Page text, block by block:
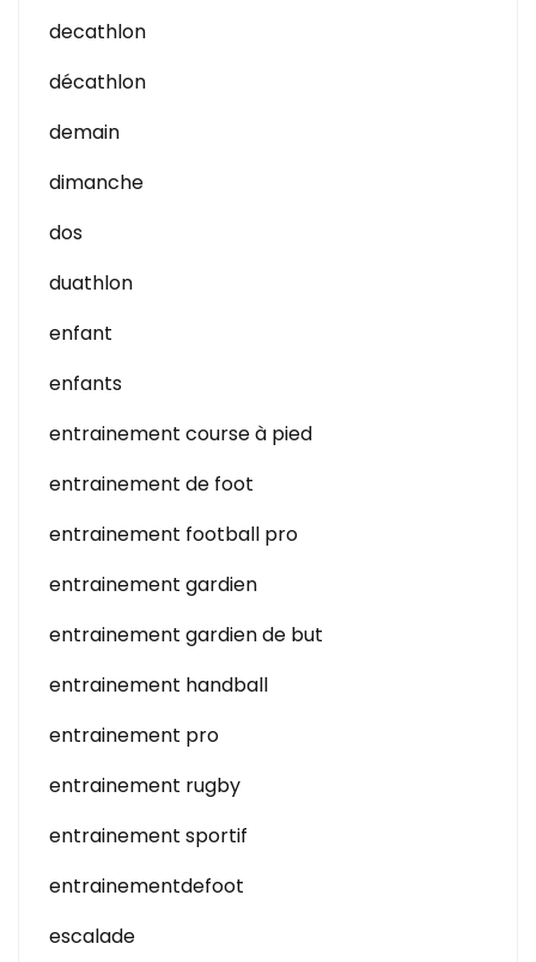
decathlon
décathlon
demain
dimanche
dos
duathlon
enfant
enfants
entrainement course à pied
entrainement de foot
entrainement football pro
entrainement gardien
entrainement gardien de but
entrainement handball
entrainement pro
entrainement rugby
entrainement sportif
entrainementdefoot
escalade